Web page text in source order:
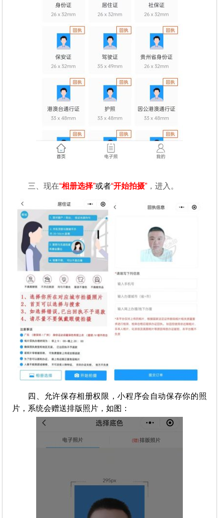
三、现在“相册选择”或者“开始拍摄” ，进入。
四、允许保存相册权限，小程序会自动保存你的照
片，系统会赠送排版照片，如图：